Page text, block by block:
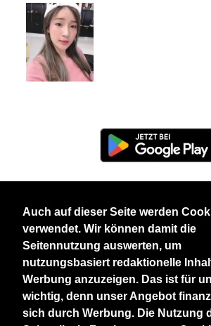
Auch auf dieser Seite werden
verwendet. Wir können damit die
Seitennutzung auswerten, um
nutzungsbasiert redaktionelle
Werbung anzuzeigen. Das ist für
wichtig, denn unser Angebot
sich durch Werbung. Die Nutzung
Datenschutzerklärung AGB
Nehmen Sie Kontakt mit uns auf
Unsere anderen